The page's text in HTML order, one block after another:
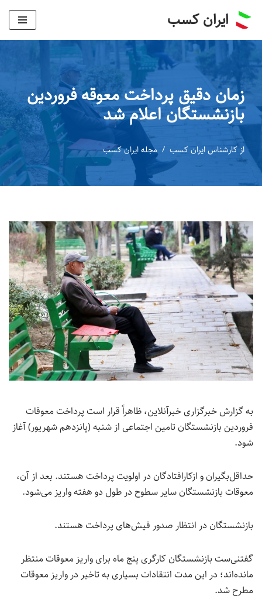
پرش
به
محتوا
ایران کسب
زمان دقیق پرداخت معوقه فروردین
بازنشستگان اعلام شد
ازکارشناس ایران کسب مجله ایران کسب
به گزارش خبرگزاری خبرآنلاین، ظاهراً قرار است پرداخت معوقات
فروردین بازنشستگان تامین اجتماعی از شنبه (پانزدهم شهریور) آغاز
شود.
حداقل‌بگیران و ازکارافتادگان در اولویت پرداخت هستند. بعد از آن،
معوقات بازنشستگان سایر سطوح در طول دو هفته واریز می‌شود.
بازنشستگان در انتظار صدور فیش‌های پرداخت هستند.
گفتنی‌ست بازنشستگان کارگری پنج ماه برای واریز معوقات منتظر
مانده‌اند؛ در این مدت انتقادات بسیاری به تاخیر در واریز معوقات
مطرح شد.